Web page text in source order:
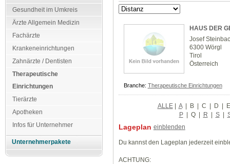
Gesundheit im Umkreis
Ärzte Allgemein Medizin
Fachärzte
Krankeneinrichtungen
Zahnärzte / Dentisten
Therapeutische
Einrichtungen
Tierärzte
Apotheken
Infos für Unternehmer
Unternehmerpakete
HAUS DER
Josef
6300 Wörgl
Tirol
Österreich
Branche: Therapeutische Einrichtungen
ALLE| A | B | C | D |
P | Q | R | S |
Lageplan einblenden
Du kannst den Lageplan jederzeit
ACHTUNG: